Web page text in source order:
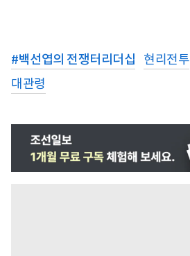
#백선엽의 전쟁터리더십 현리전투
대관령